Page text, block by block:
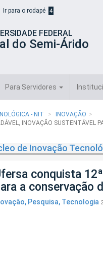
Ir para o rodapé 4
FEDERAL
do Semi-Árido
Para Servidores
- NIT
INOVAÇÃO
INOVAÇÃO SUSTENTÁVEL
de Inovação
conquista
a conservação
, Pesquisa, Tecnologia